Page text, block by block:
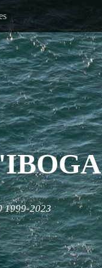
1999-2023